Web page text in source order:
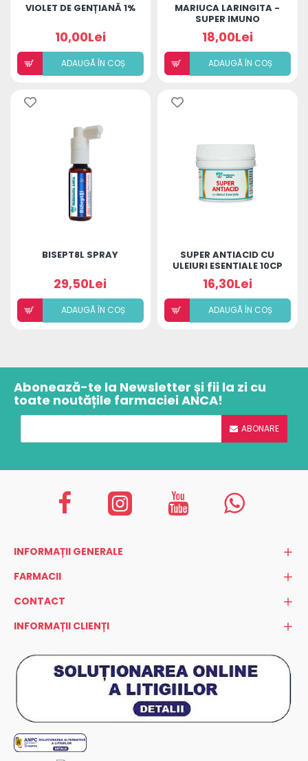
VIOLET DE GENȚIANĂ 1%
10,00Lei
ADAUGÃ ÎN COȘ
MARIUCA LARINGITA -
SUPER IMUNO
(COMPRIMATE DE
SUPT)
18,00Lei
ADAUGÃ ÎN COȘ
BISEPT8L SPRAY
29,50Lei
ADAUGÃ ÎN COȘ
SUPER ANTIACID CU
ULEIURI ESENTIALE 10CP
16,30Lei
ADAUGÃ ÎN COȘ
Abonează-te la Newsletter și fii la zi cu
toate noutățile farmaciei ANCA!
ABONARE
INFORMAȚII GENERALE
FARMACII
CONTACT
INFORMAȚII CLIENȚI